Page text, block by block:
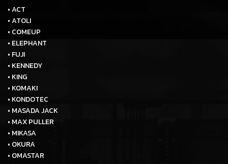
• ACT
• ATOLI
• COMEUP
• ELEPHANT
• FUJI
• KENNEDY
• KING
• KOMAKI
• KONDOTEC
• MASADA JACK
• MAX PULLER
• MIKASA
• OKURA
• OMASTAR